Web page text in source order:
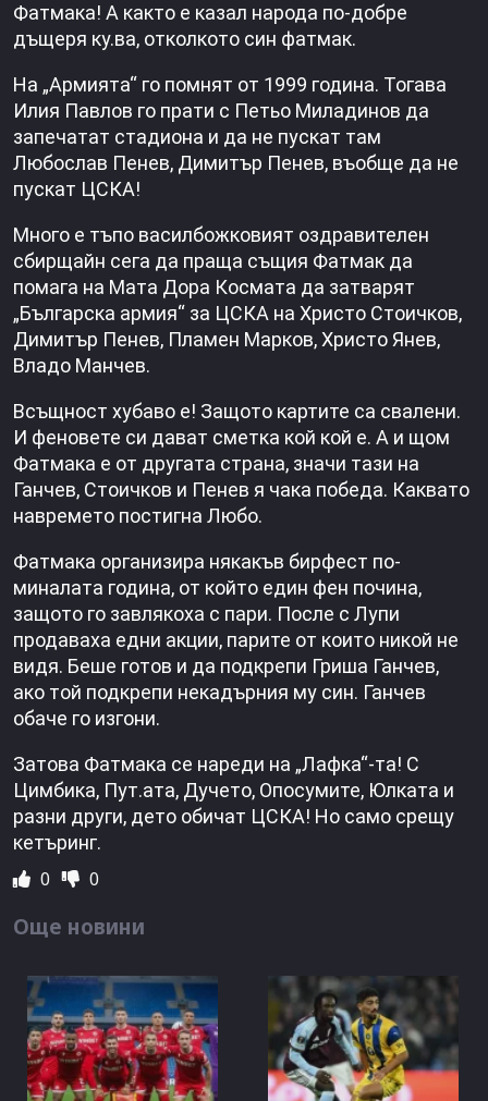
Фатмака! А както е казал народа по-добре
дъщеря ку.ва, отколкото син фатмак.
На „Армията“ го помнят от 1999 година. Тогава
Илия Павлов го прати с Петьо Миладинов да
запечатат стадиона и да не пускат там
Любослав Пенев, Димитър Пенев, въобще да не
пускат ЦСКА!
Много е тъпо василбожковият оздравителен
сбирщайн сега да праща същия Фатмак да
помага на Мата Дора Космата да затварят
„Българска армия“ за ЦСКА на Христо Стоичков,
Димитър Пенев, Пламен Марков, Христо Янев,
Владо Манчев.
Всъщност хубаво е! Защото картите са свалени.
И феновете си дават сметка кой кой е. А и щом
Фатмака е от другата страна, значи тази на
Ганчев, Стоичков и Пенев я чака победа. Каквато
навремето постигна Любо.
Фатмака организира някакъв бирфест по-
миналата година, от който един фен почина,
защото го завлякоха с пари. После с Лупи
продаваха едни акции, парите от които никой не
видя. Беше готов и да подкрепи Гриша Ганчев,
ако той подкрепи некадърния му син. Ганчев
обаче го изгони.
Затова Фатмака се нареди на „Лафка“-та! С
Цимбика, Пут.ата, Дучето, Опосумите, Юлката и
разни други, дето обичат ЦСКА! Но само срещу
кетъринг.
0 0
Още новини